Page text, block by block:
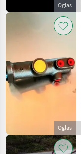
Oglas
Oglas